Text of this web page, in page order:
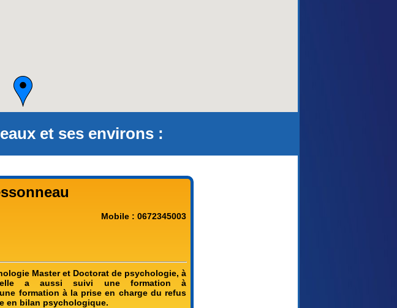
et ses environs :
Mobile : 0672345003
Master et Doctorat de psychologie, à
a aussi suivi une formation à
formation à la prise en charge du refus
en bilan psychologique.